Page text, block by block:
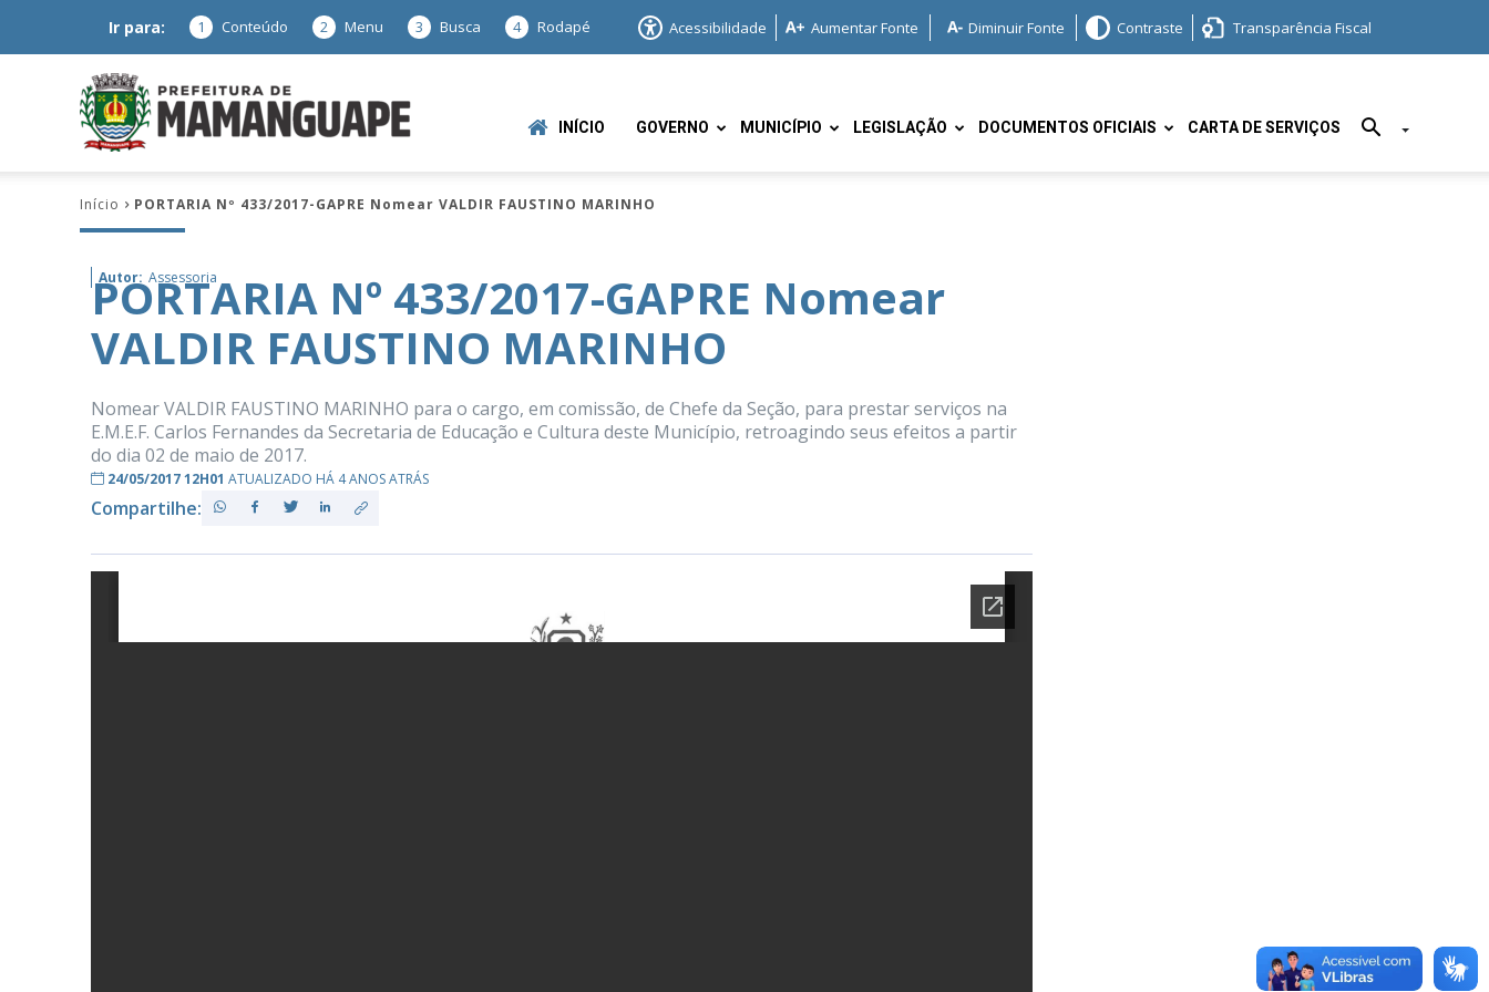
Ir para: 1 Conteúdo 2 Menu 3 Busca 4 Rodapé Acessibilidade Aumentar Fonte Diminuir Fonte Contraste Transparência Fiscal
Mamanguape
INÍCIO GOVERNO MUNICÍPIO LEGISLAÇÃO DOCUMENTOS OFICIAIS CARTA DE SERVIÇOS
Início PORTARIA Nº 433/2017-GAPRE Nomear VALDIR FAUSTINO MARINHO
Autor: Assessoria
PORTARIA Nº 433/2017-GAPRE Nomear
VALDIR FAUSTINO MARINHO
Nomear VALDIR FAUSTINO MARINHO para o cargo, em comissão, de Chefe da Seção, para prestar serviços na
E.M.E.F. Carlos Fernandes da Secretaria de Educação e Cultura deste Município, retroagindo seus efeitos a partir
do dia 02 de maio de 2017.
24/05/2017 12H01 ATUALIZADO HÁ 4 ANOS ATRÁS
Compartilhe: